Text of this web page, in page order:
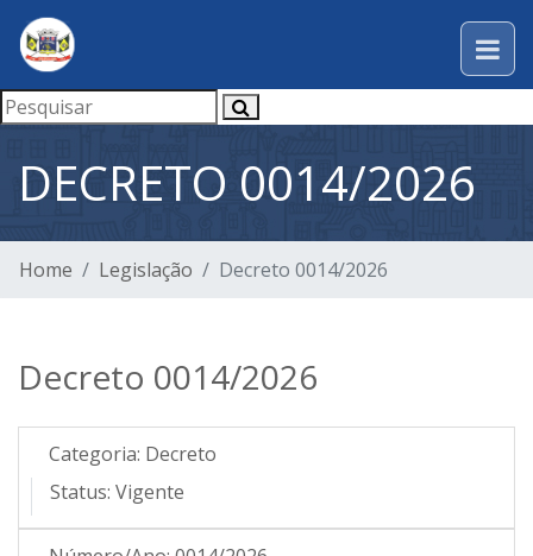
DECRETO 0014/2026
Home Legislação Decreto 0014/2026
Decreto 0014/2026
Categoria: Decreto
Status: Vigente